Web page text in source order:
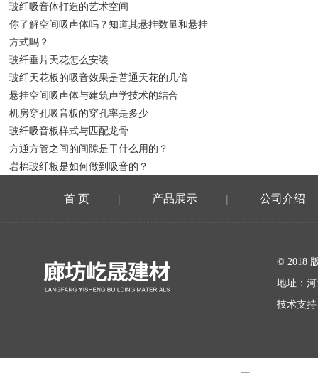
玻纤吸音体打造的艺术空间
你了解空间吸声体吗？知道其悬挂数量和悬挂
方式吗？
玻纤垂片天花怎么安装
玻纤天花板的吸音效果是普通天花的几倍
悬挂空间吸声体与建筑声学技术的结合
机房穿孔吸音板的穿孔率是多少
玻纤吸音板样式与匹配龙骨
方通方管之间的间隙是干什么用的？
岩棉玻纤板是如何做到吸音的？
首 页 | 产品展示 | 公司介绍
© 2018
地址：
技术支